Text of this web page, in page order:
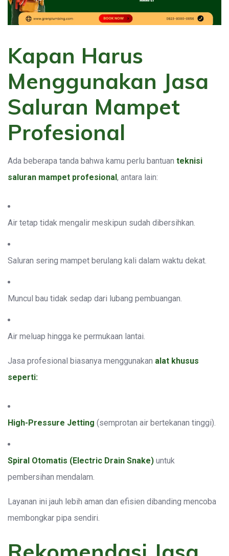
Kapan Harus
Menggunakan Jasa
Saluran Mampet
Profesional
Ada beberapa tanda bahwa kamu perlu bantuan teknisi
saluran mampet profesional, antara lain:
Air tetap tidak mengalir meskipun sudah dibersihkan.
Saluran sering mampet berulang kali dalam waktu dekat.
Muncul bau tidak sedap dari lubang pembuangan.
Air meluap hingga ke permukaan lantai.
Jasa profesional biasanya menggunakan alat khusus
seperti:
High-Pressure Jetting (semprotan air bertekanan tinggi).
Spiral Otomatis (Electric Drain Snake) untuk
pembersihan mendalam.
Layanan ini jauh lebih aman dan efisien dibanding mencoba
membongkar pipa sendiri.